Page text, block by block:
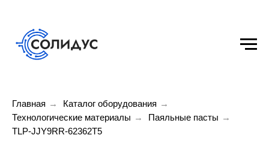
Главная → Каталог оборудования →
Технологические материалы → Паяльные пасты →
TLP-JJY9RR-62362T5